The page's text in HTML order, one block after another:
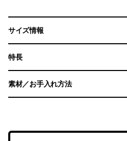
サイズ情報
特長
素材／お手入れ方法